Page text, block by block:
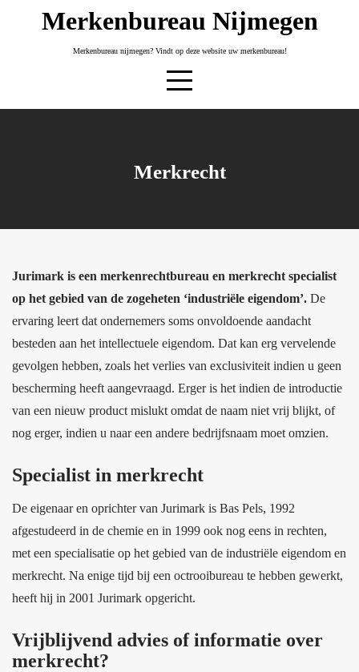
Merkenbureau Nijmegen
Merkenbureau nijmegen? Vindt op deze website uw merkenbureau!
Merkrecht
Jurimark is een merkenrechtbureau en merkrecht specialist
op het gebied van de zogeheten ‘industriële eigendom’. De
ervaring leert dat ondernemers soms onvoldoende aandacht
besteden aan het intellectuele eigendom. Dat kan erg vervelende
gevolgen hebben, zoals het verlies van exclusiviteit indien u geen
bescherming heeft aangevraagd. Erger is het indien de introductie
van een nieuw product mislukt omdat de naam niet vrij blijkt, of
nog erger, indien u naar een andere bedrijfsnaam moet omzien.
Specialist in merkrecht
De eigenaar en oprichter van Jurimark is Bas Pels, 1992
afgestudeerd in de chemie en in 1999 ook nog eens in rechten,
met een specialisatie op het gebied van de industriële eigendom en
merkrecht. Na enige tijd bij een octrooibureau te hebben gewerkt,
heeft hij in 2001 Jurimark opgericht.
Vrijblijvend advies of informatie over
merkrecht?